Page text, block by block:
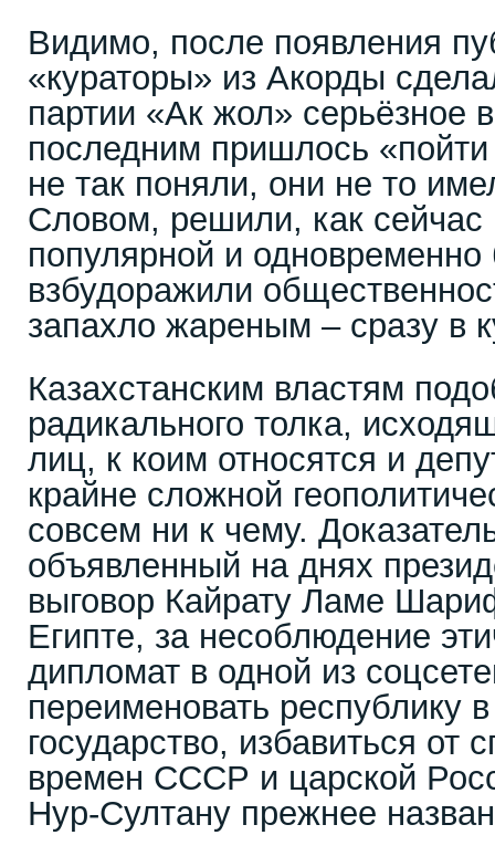
Видимо, после появления
«кураторы» из Акорды
партии «Ак жол» серьёзное
последним пришлось «пойти
не так поняли, они не то
Словом, решили, как сейчас
популярной и
взбудоражили
запахло жареным – сразу в
Казахстанским властям
радикального толка,
лиц, к коим относятся и
крайне сложной
совсем ни к чему.
объявленный на днях
выговор Кайрату Ламе
Египте, за несоблюдение
дипломат в одной из
переименовать республику
государство, избавиться от
времен СССР и царской
Нур-Султану прежнее